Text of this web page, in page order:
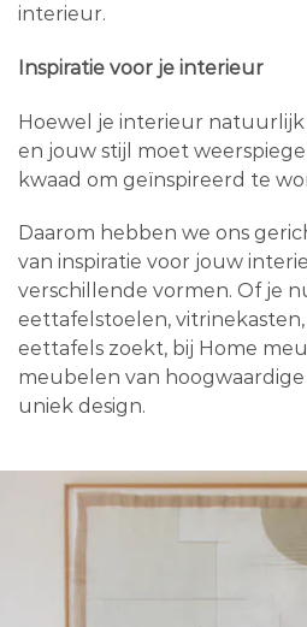
interieur.
Inspiratie voor je interieur
Hoewel je interieur
en jouw stijl moet
kwaad om geïnspireerd te
Daarom hebben we ons
van inspiratie voor jouw
verschillende vormen. Of je
eettafelstoelen,
eettafels zoekt, bij Home
meubelen van
uniek design.